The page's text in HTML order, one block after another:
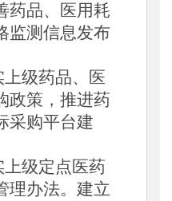
药品、医用耗
监测信息发布
级药品、医
政策，推进药
采购平台建
级定点医药
理办法。建立